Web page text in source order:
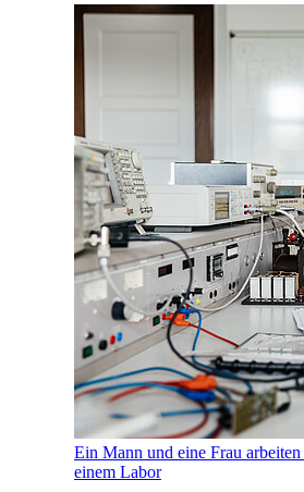
Ein Mann und eine Frau arbeiten
einem Labor